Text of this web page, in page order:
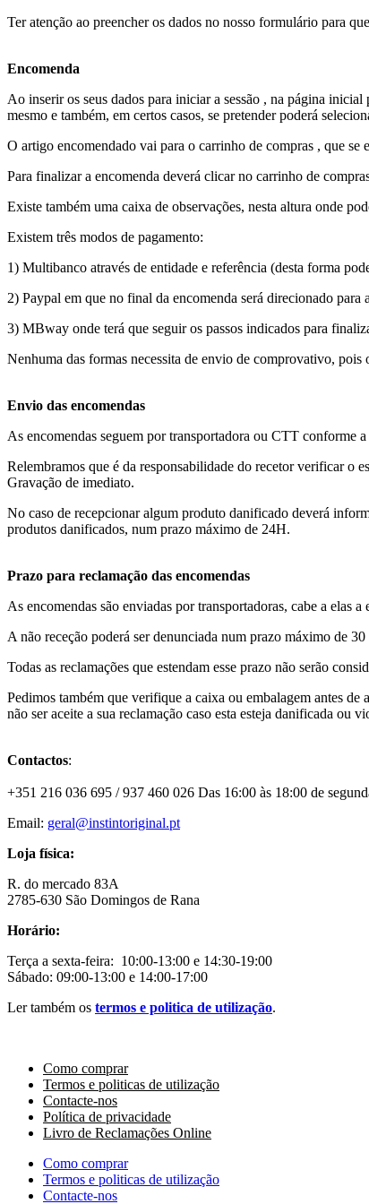
Ter atenção ao preencher os dados no nosso formulário para
Encomenda
Ao inserir os seus dados para iniciar a sessão , na página
mesmo e também, em certos casos, se pretender poderá
O artigo encomendado vai para o carrinho de compras , que
Para finalizar a encomenda deverá clicar no carrinho de
Existe também uma caixa de observações, nesta altura onde
Existem três modos de pagamento:
1) Multibanco através de entidade e referência (desta forma
2) Paypal em que no final da encomenda será direcionado
3) MBway onde terá que seguir os passos indicados para
Nenhuma das formas necessita de envio de comprovativo, pois
Envio das encomendas
As encomendas seguem por transportadora ou CTT conforme a
Relembramos que é da responsabilidade do recetor verificar o
Gravação de imediato.
No caso de recepcionar algum produto danificado deverá
produtos danificados, num prazo máximo de 24H.
Prazo para reclamação das encomendas
As encomendas são enviadas por transportadoras, cabe a elas
A não receção poderá ser denunciada num prazo máximo de
Todas as reclamações que estendam esse prazo não serão
Pedimos também que verifique a caixa ou embalagem antes
não ser aceite a sua reclamação caso esta esteja danificada ou
Contactos:
+351 216 036 695 / 937 460 026 Das 16:00 às 18:00 de
Email: geral@instintoriginal.pt
Loja física:
R. do mercado 83A
2785-630 São Domingos de Rana
Horário:
Terça a sexta-feira: 10:00-13:00 e 14:30-19:00
Sábado: 09:00-13:00 e 14:00-17:00
Ler também os termos e politica de utilização.
Como comprar
Termos e politicas de utilização
Contacte-nos
Política de privacidade
Livro de Reclamações Online
Como comprar
Termos e politicas de utilização
Contacte-nos